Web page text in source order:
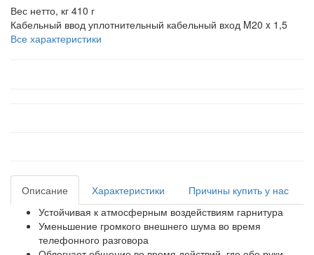
Вес нетто, кг 410 г
Кабельный ввод уплотнительный кабельный вход M20 x 1,5
Все характеристики
Описание Характеристики
Причины купить у нас
Устойчивая к атмосферным воздействиям гарнитура
Уменьшение громкого внешнего шума во время
телефонного разговора